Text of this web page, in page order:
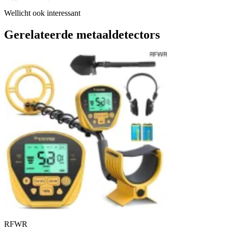
Wellicht ook interessant
Gerelateerde metaaldetectors
RFWR